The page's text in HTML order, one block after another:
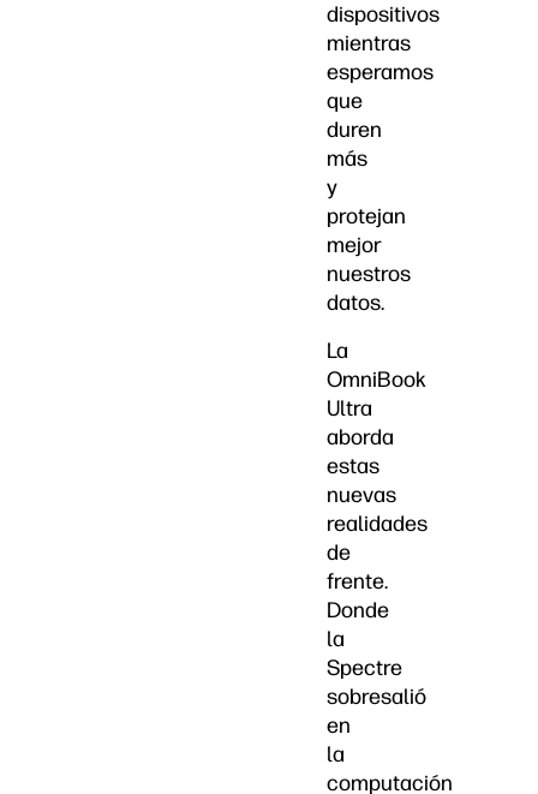
dispositivos
mientras
esperamos
que
duren
más
y
protejan
mejor
nuestros
datos.
La
OmniBook
Ultra
aborda
estas
nuevas
realidades
de
frente.
Donde
la
Spectre
sobresalió
en
la
computación